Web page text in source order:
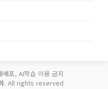
포, AI학습 이용 금지
. All rights reserved